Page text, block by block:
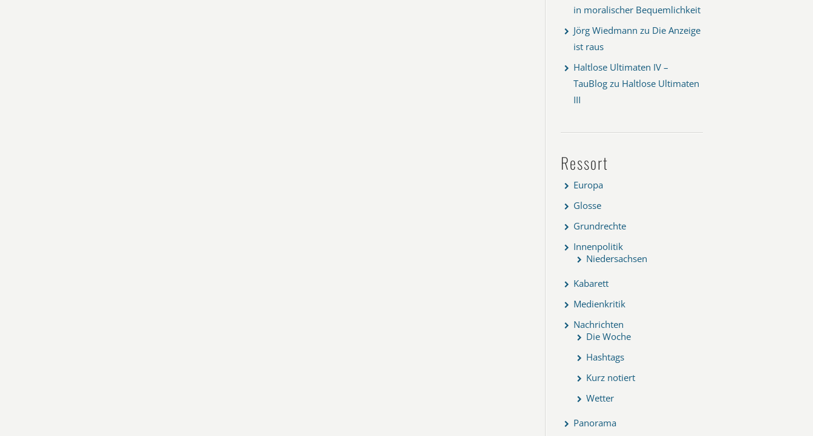
in moralischer Bequemlichkeit
Jörg Wiedmann zu Die Anzeige
ist raus
Haltlose Ultimaten IV –
TauBlog zu Haltlose Ultimaten
III
Ressort
Europa
Glosse
Grundrechte
Innenpolitik
Niedersachsen
Kabarett
Medienkritik
Nachrichten
Die Woche
Hashtags
Kurz notiert
Wetter
Panorama